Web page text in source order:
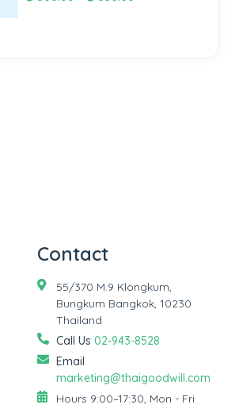
Contact
55/370 M.9 Klongkum,
Bungkum Bangkok, 10230
Thailand
Call Us 02-943-8528
Email
marketing@thaigoodwill.com
Hours 9:00–17:30, Mon - Fri